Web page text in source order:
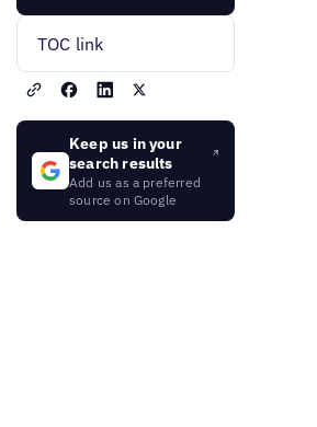
TOC link
Keep us in your
search results
Add us as a preferred
source on Google